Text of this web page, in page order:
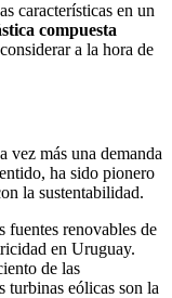
características en un
compuesta
a la hora de
vez más una demanda
ha sido pionero
la sustentabilidad.
fuentes renovables de
en Uruguay.
de las
turbinas eólicas son la